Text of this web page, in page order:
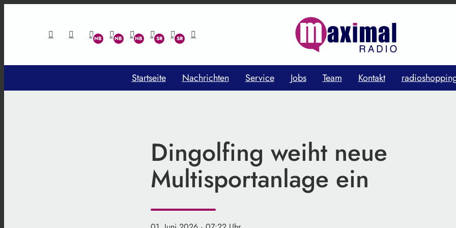
Startseite Nachrichten Service Jobs Team Kontakt
Dingolfing weiht neue
Multisportanlage ein